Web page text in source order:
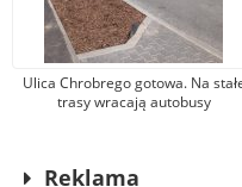
Ulica Chrobrego gotowa. Na
trasy wracają autobusy
Reklama